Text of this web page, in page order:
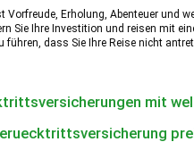
Erholung, Abenteuer und
Sie Ihre Investition und reisen mit
dass Sie Ihre Reise nicht
mit